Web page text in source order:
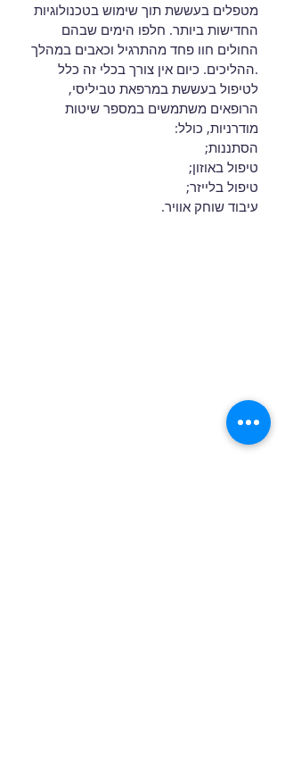
מטפלים בעששת תוך שימוש בטכנולוגיות
החדישות ביותר. חלפו הימים שבהם
החולים חוו פחד מהתרגיל וכאבים במהלך
ההליכים. כיום אין צורך בכלי זה כלל.
לטיפול בעששת במרפאת טביליסי,
הרופאים משתמשים במספר שיטות
מודרניות, כולל:
הסתננות;
טיפול באוזון;
טיפול בלייזר;
עיבוד שוחק אוויר.